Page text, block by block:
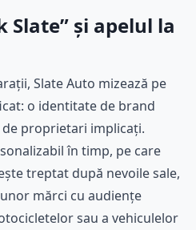
Slate” și apelul la
Slate Auto mizează pe
o identitate de brand
proprietari implicați.
în timp, pe care
treptat după nevoile sale,
mărci cu audiențe
sau a vehiculelor